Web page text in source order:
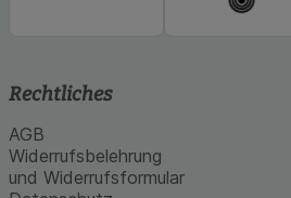
Rechtliches
AGB
Widerrufsbelehrung
und Widerrufsformular